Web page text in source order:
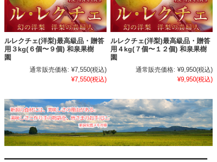
ルレクチェ(洋梨)最高級品・贈答
用３kg(６個〜９個) 和泉果樹
園
通常販売価格: ¥7,550(税込)
¥7,550(税込)
ルレクチェ(洋梨)最高級品・贈答
用４kg(７個〜１２個) 和泉果樹
園
通常販売価格: ¥9,950(税込)
¥9,950(税込)